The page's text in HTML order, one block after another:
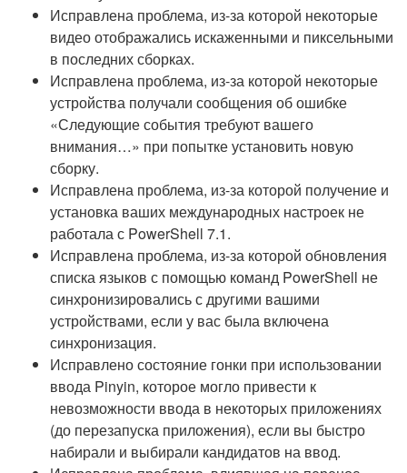
Исправлена проблема, из-за которой некоторые
видео отображались искаженными и пиксельными
в последних сборках.
Исправлена проблема, из-за которой некоторые
устройства получали сообщения об ошибке
«Следующие события требуют вашего
внимания…» при попытке установить новую
сборку.
Исправлена проблема, из-за которой получение и
установка ваших международных настроек не
работала с PowerShell 7.1.
Исправлена проблема, из-за которой обновления
списка языков с помощью команд PowerShell не
синхронизировались с другими вашими
устройствами, если у вас была включена
синхронизация.
Исправлено состояние гонки при использовании
ввода Pinyin, которое могло привести к
невозможности ввода в некоторых приложениях
(до перезапуска приложения), если вы быстро
набирали и выбирали кандидатов на ввод.